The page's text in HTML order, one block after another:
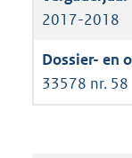
2017-2018
33578 nr. 58